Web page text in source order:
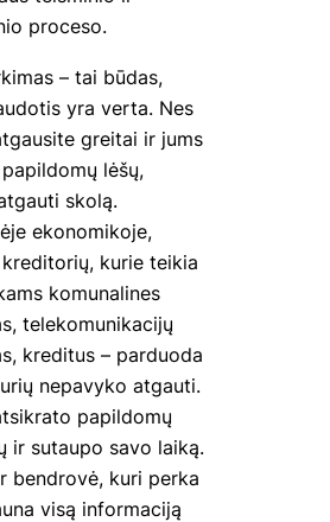
proceso.
– tai būdas,
yra verta. Nes
greitai ir jums
lėšų,
skolą.
ekonomikoje,
kurie teikia
komunalines
telekomunikacijų
kreditus – parduoda
nepavyko atgauti.
papildomų
ir sutaupo savo laiką.
bendrovė, kuri perka
visą informaciją